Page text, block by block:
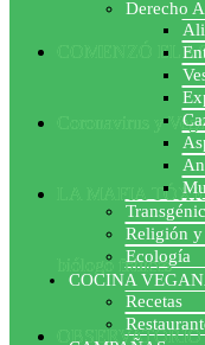
COMENZÓ EL
Coronavirus y
LA MAFIA
biólogo francés
Derecho
Religión
Ecología
COCINA
Recetas